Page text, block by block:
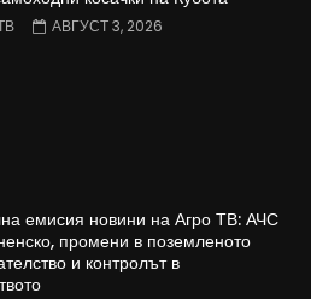
АВГУСТ 3, 2026
емисия новини на Агро ТВ: АЧС
промени в поземленото
и контролът в